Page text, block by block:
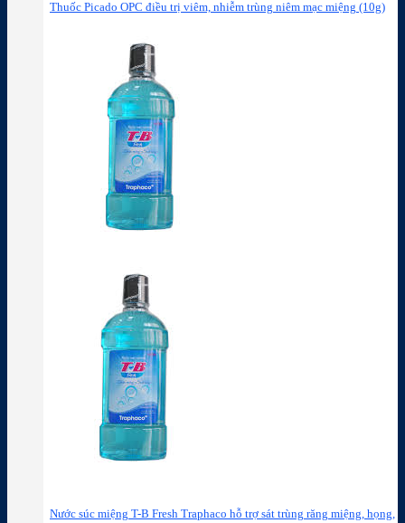
Thuốc Picado OPC điều trị viêm, nhiễm trùng niêm mạc miệng (10g)
Nước súc miệng T-B Fresh Traphaco hỗ trợ sát trùng răng miệng, họng,